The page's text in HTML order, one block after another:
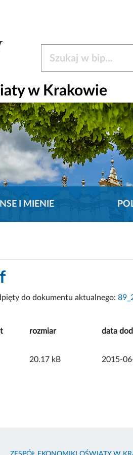
w Krakowie
I MIENIE
do dokumentu aktualnego:
rozmiar data
20.17 kB 2015-